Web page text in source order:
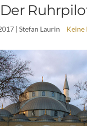
Der
| Stefan Laurin Keine